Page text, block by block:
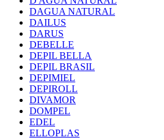
DAGUA NATURAL
DAILUS
DARUS
DEBELLE
DEPIL BELLA
DEPIL BRASIL
DEPIMIEL
DEPIROLL
DIVAMOR
DOMPEL
EDEL
ELLOPLAS